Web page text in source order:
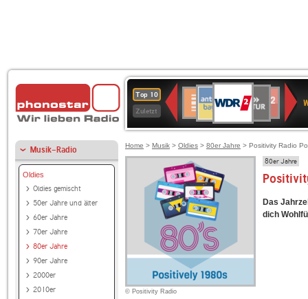
Top 10
Zuletzt
Deutschlandfunk
90er
OLDIE
ANTENNE
4
KLASSIK
Deutschlandfunk
KulturBAYERN
2
Kultur
NDR
2
Musik-Radio
Oldies
Oldies gemischt
50er Jahre und älter
60er Jahre
70er Jahre
80er Jahre
90er Jahre
2000er
2010er
Home > Musik > Oldies > 80er Jahre > Positivity Radio
© Positivity Radio
80er Jahre
Das
dich